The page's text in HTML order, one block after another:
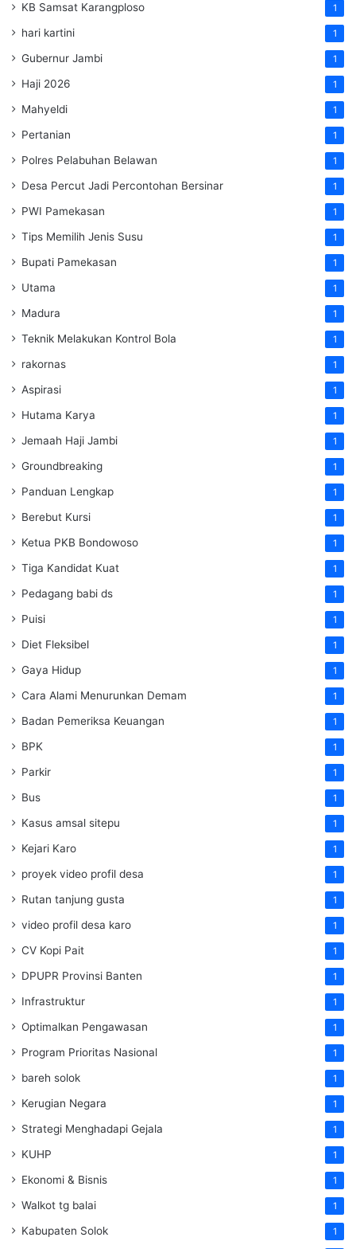
KB Samsat Karangploso 1
hari kartini 1
Gubernur Jambi 1
Haji 2026 1
Mahyeldi 1
Pertanian 1
Polres Pelabuhan Belawan 1
Desa Percut Jadi Percontohan Bersinar 1
PWI Pamekasan 1
Tips Memilih Jenis Susu 1
Bupati Pamekasan 1
Utama 1
Madura 1
Teknik Melakukan Kontrol Bola 1
rakornas 1
Aspirasi 1
Hutama Karya 1
Jemaah Haji Jambi 1
Groundbreaking 1
Panduan Lengkap 1
Berebut Kursi 1
Ketua PKB Bondowoso 1
Tiga Kandidat Kuat 1
Pedagang babi ds 1
Puisi 1
Diet Fleksibel 1
Gaya Hidup 1
Cara Alami Menurunkan Demam 1
Badan Pemeriksa Keuangan 1
BPK 1
Parkir 1
Bus 1
Kasus amsal sitepu 1
Kejari Karo 1
proyek video profil desa 1
Rutan tanjung gusta 1
video profil desa karo 1
CV Kopi Pait 1
DPUPR Provinsi Banten 1
Infrastruktur 1
Optimalkan Pengawasan 1
Program Prioritas Nasional 1
bareh solok 1
Kerugian Negara 1
Strategi Menghadapi Gejala 1
KUHP 1
Ekonomi & Bisnis 1
Walkot tg balai 1
Kabupaten Solok 1